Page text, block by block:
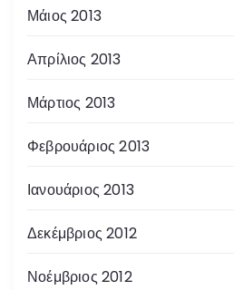
Μάιος 2013
Απρίλιος 2013
Μάρτιος 2013
Φεβρουάριος 2013
Ιανουάριος 2013
Δεκέμβριος 2012
Νοέμβριος 2012